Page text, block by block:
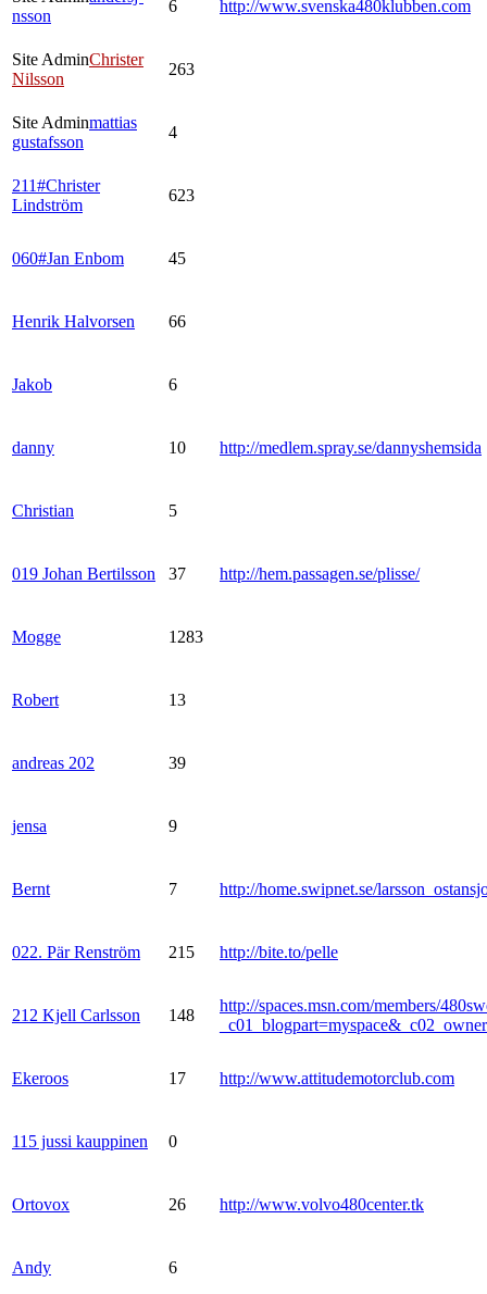
nsson
6 http://www.svenska480klubben.com
Site AdminChrister
Nilsson
263
Site Adminmattias
gustafsson
4
211#Christer
Lindström
623
060#Jan Enbom 45
Henrik Halvorsen 66
Jakob 6
danny 10 http://medlem.spray.se/dannyshemsida
Christian 5
019 Johan Bertilsson 37 http://hem.passagen.se/plisse/
Mogge 1283
Robert 13
andreas 202 39
jensa 9
Bernt 7 http://home.swipnet.se/
022. Pär Renström 215 http://bite.to/pelle
212 Kjell Carlsson 148
http://spaces.msn.com/members/
Ekeroos 17 http://www.attitudemotorclub.com
115 jussi kauppinen 0
Ortovox 26 http://www.volvo480center.tk
Andy 6